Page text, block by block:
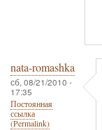
nata-romashka
сб, 08/21/2010 -
17:35
Постоянная
ссылка
(Permalink)